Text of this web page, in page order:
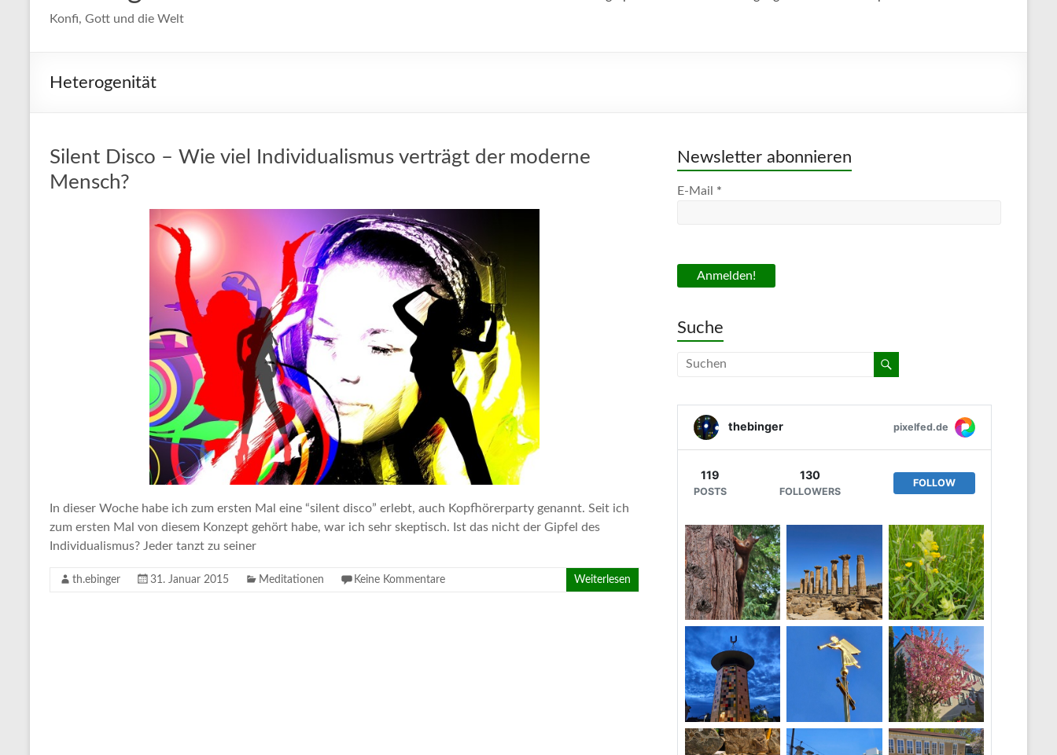
Konfi, Gott und die Welt
Heterogenität
Silent Disco – Wie viel Individualismus verträgt der moderne
Mensch?
In dieser Woche habe ich zum ersten Mal eine “silent disco” erlebt, auch Kopfhörerparty genannt. Seit ich
zum ersten Mal von diesem Konzept gehört habe, war ich sehr skeptisch. Ist das nicht der Gipfel des
Individualismus? Jeder tanzt zu seiner
th.ebinger 31. Januar 2015 Meditationen Keine Kommentare Weiterlesen
Newsletter abonnieren
E-Mail *
Suche